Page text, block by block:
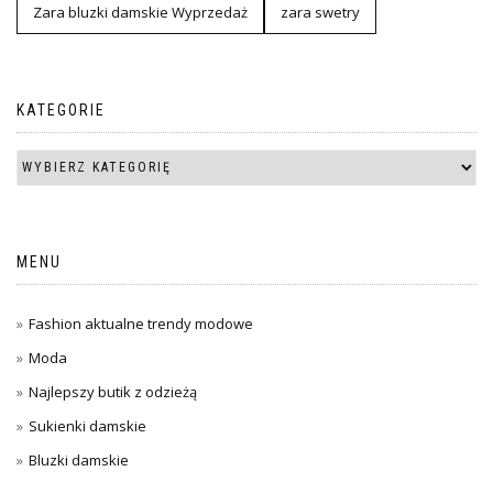
Zara bluzki damskie Wyprzedaż zara swetry
KATEGORIE
MENU
Fashion aktualne trendy modowe
Moda
Najlepszy butik z odzieżą
Sukienki damskie
Bluzki damskie